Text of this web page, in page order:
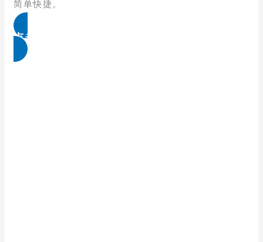
简单快捷。
点击免费领取